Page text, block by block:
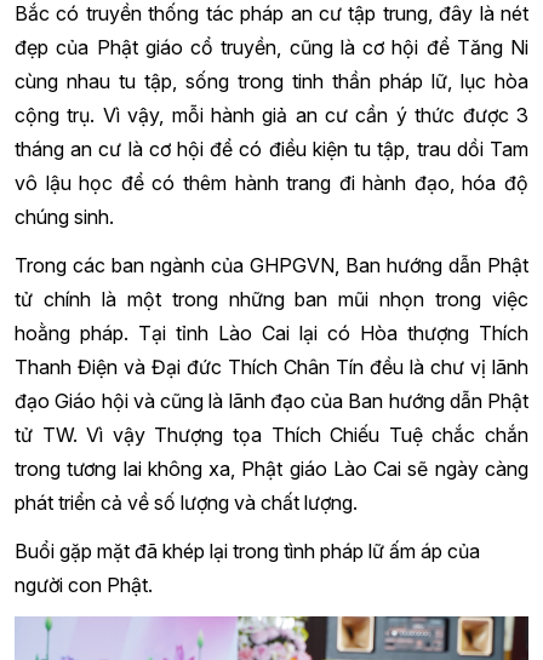
Bắc có truyền thống tác pháp an cư tập trung, đây là nét
đẹp của Phật giáo cổ truyền, cũng là cơ hội để Tăng Ni
cùng nhau tu tập, sống trong tinh thần pháp lữ, lục hòa
cộng trụ. Vì vậy, mỗi hành giả an cư cần ý thức được 3
tháng an cư là cơ hội để có điều kiện tu tập, trau dồi Tam
vô lậu học để có thêm hành trang đi hành đạo, hóa độ
chúng sinh.
Trong các ban ngành của GHPGVN, Ban hướng dẫn Phật
tử chính là một trong những ban mũi nhọn trong việc
hoằng pháp. Tại tỉnh Lào Cai lại có Hòa thượng Thích
Thanh Điện và Đại đức Thích Chân Tín đều là chư vị lãnh
đạo Giáo hội và cũng là lãnh đạo của Ban hướng dẫn Phật
tử TW. Vì vậy Thượng tọa Thích Chiếu Tuệ chắc chắn
trong tương lai không xa, Phật giáo Lào Cai sẽ ngày càng
phát triển cả về số lượng và chất lượng.
Buổi gặp mặt đã khép lại trong tình pháp lữ ấm áp của
người con Phật.